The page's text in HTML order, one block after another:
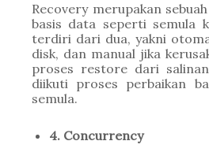
Recovery merupakan
basis data seperti semula
terdiri dari dua, yakni
disk, dan manual jika
proses restore dari
diikuti proses perbaikan
semula.
4. Concurrency